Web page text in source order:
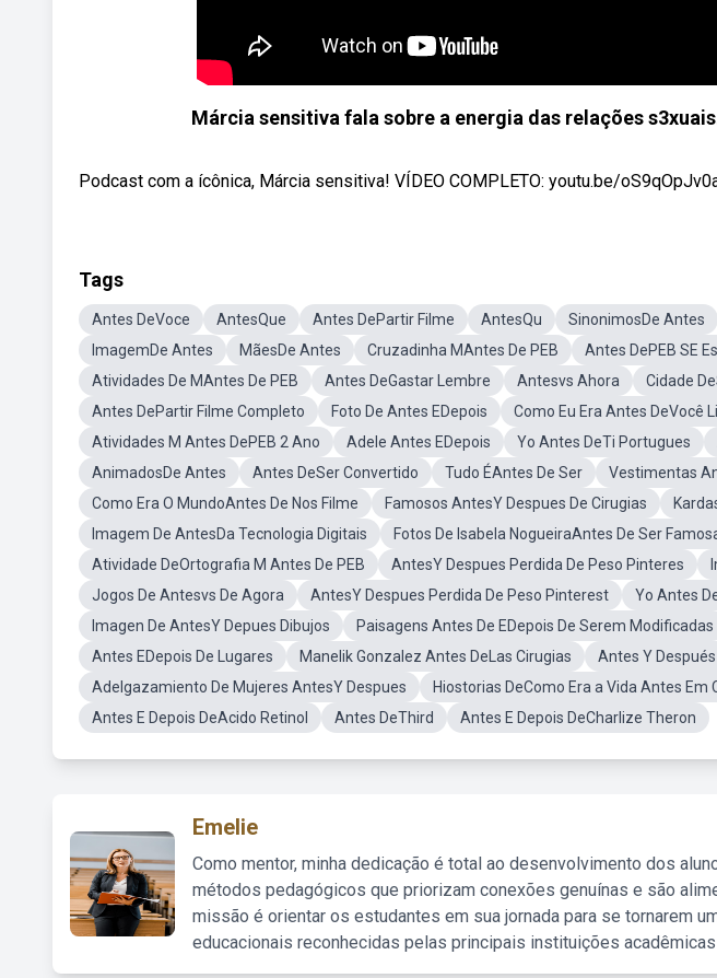
Márcia sensitiva fala sobre a energia das relações
Podcast com a ícônica, Márcia sensitiva! VÍDEO COMPLETO: youtu.be/
Tags
Antes DeVoce AntesQue Antes DePartir Filme AntesQu SinonimosDe Antes
ImagemDe Antes
MãesDe Antes Cruzadinha MAntes De PEB Antes DePEB SE
Atividades De MAntes De PEB
Antes DeGastar Lembre Antesvs Ahora
Cidade
Antes DePartir Filme Completo
Foto De Antes EDepois Como Eu Era Antes DeVocê
Atividades M Antes DePEB 2 Ano
Adele Antes EDepois Yo Antes DeTi Portugues
AnimadosDe Antes
Antes DeSer Convertido Tudo ÉAntes De Ser
Vestimentas
Como Era O MundoAntes De Nos Filme
Famosos AntesY Despues De Cirugias
Imagem De AntesDa Tecnologia Digitais
Fotos De Isabela NogueiraAntes De Ser
Atividade DeOrtografia M Antes De PEB
AntesY Despues Perdida De Peso Pinteres
Jogos De Antesvs De Agora
AntesY Despues Perdida De Peso Pinterest
Yo Antes
Imagen De AntesY Depues Dibujos
Paisagens Antes De EDepois De Serem Modificadas
Antes EDepois De Lugares
Manelik Gonzalez Antes DeLas Cirugias
Antes Y
Adelgazamiento De Mujeres AntesY Despues
Hiostorias DeComo Era a Vida Antes Em
Antes E Depois DeAcido Retinol
Antes DeThird Antes E Depois DeCharlize Theron
Emelie
Como mentor, minha dedicação é total ao desenvolvimento dos
métodos pedagógicos que priorizam conexões genuínas e são
missão é orientar os estudantes em sua jornada para se tornarem
educacionais reconhecidas pelas principais instituições acadêmicas